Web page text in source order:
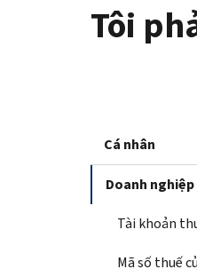
Tôi
Cá nhân
Doanh
Tài khoản
Mã số thuế